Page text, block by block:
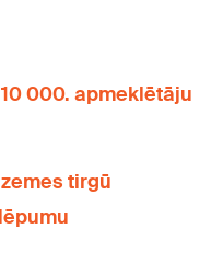
000. apmeklētāju
tirgū